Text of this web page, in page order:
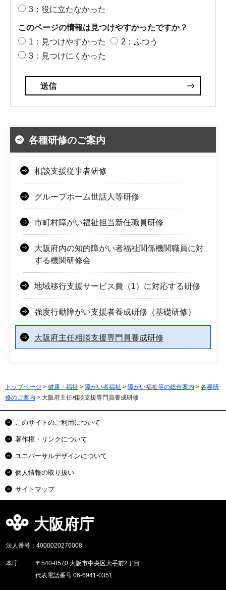
3：役に立たなかった
このページの情報は見つけやすかったですか？
1：見つけやすかった
2：ふつう
3：見つけにくかった
各種研修のご案内
相談支援従事者研修
グループホーム世話人等研修
市町村障がい福祉担当新任職員研修
大阪府内の知的障がい者福祉関係機関職員に対
する機関研修会
地域移行支援サービス費（1）に対応する研修
強度行動障がい支援者養成研修（基礎研修）
大阪府主任相談支援専門員養成研修
トップページ > 健康・福祉 > 障がい者福祉 > 障がい福祉等の総合案内 > 各種研
修のご案内 > 大阪府主任相談支援専門員養成研修
このサイトのご利用について
著作権・リンクについて
ユニバーサルデザインについて
個人情報の取り扱い
サイトマップ
大阪府庁
法人番号：4000020270008
本庁
〒540-8570 大阪市中央区大手前2丁目
代表電話番号 06-6941-0351